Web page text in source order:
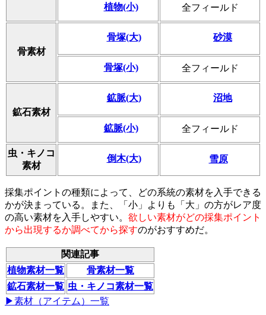
植物(小) 全フィールド
骨素材
骨塚(大) 砂漠
骨塚(小) 全フィールド
鉱石素材
鉱脈(大) 沼地
鉱脈(小) 全フィールド
虫・キノコ
素材
倒木(大) 雪原
採集ポイントの種類によって、どの系統の素材を入手できる
かが決まっている。また、「小」よりも「大」の方がレア度
の高い素材を入手しやすい。 欲しい素材がどの採集ポイント
から出現するか調べてから探すのがおすすめだ。
関連記事
植物素材一覧
骨素材一覧
鉱石素材一覧 虫・キノコ素材一覧
▶素材（アイテム）一覧